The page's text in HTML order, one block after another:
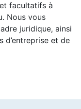
facultatifs à
Nous vous
juridique, ainsi
d’entreprise et de